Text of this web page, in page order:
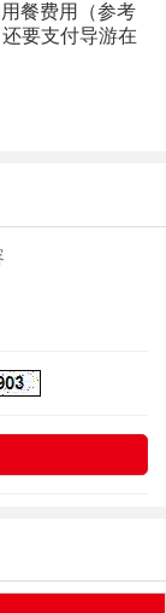
餐费用（参考
要支付导游在